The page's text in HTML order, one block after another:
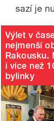
sazí je
Výlet v
nejmenší
Rakousku.
i více než
bylinky